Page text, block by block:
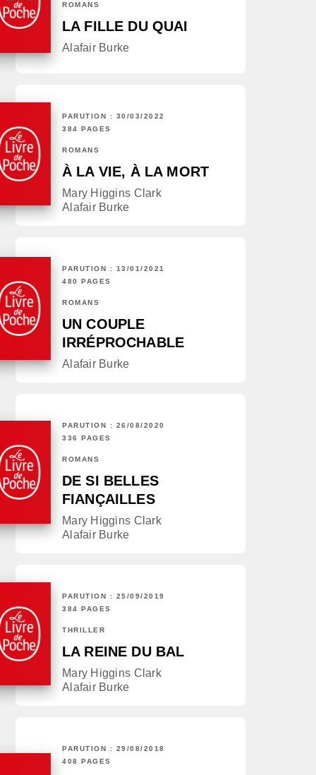
ROMANS
LA FILLE DU QUAI
Alafair Burke
PARUTION : 30/03/2022
384 PAGES
ROMANS
À LA VIE, À LA MORT
Mary Higgins Clark
Alafair Burke
PARUTION : 13/01/2021
480 PAGES
ROMANS
UN COUPLE
IRRÉPROCHABLE
Alafair Burke
PARUTION : 26/08/2020
336 PAGES
ROMANS
DE SI BELLES
FIANÇAILLES
Mary Higgins Clark
Alafair Burke
PARUTION : 25/09/2019
384 PAGES
THRILLER
LA REINE DU BAL
Mary Higgins Clark
Alafair Burke
PARUTION : 29/08/2018
408 PAGES